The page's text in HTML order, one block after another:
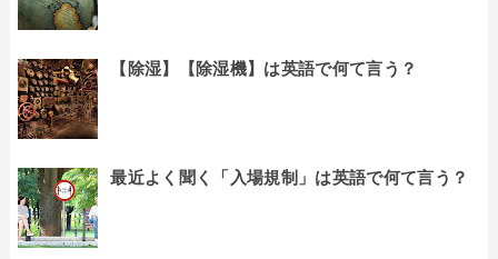
【除湿】【除湿機】は英語で何て言う？
最近よく聞く「入場規制」は英語で何て言う？